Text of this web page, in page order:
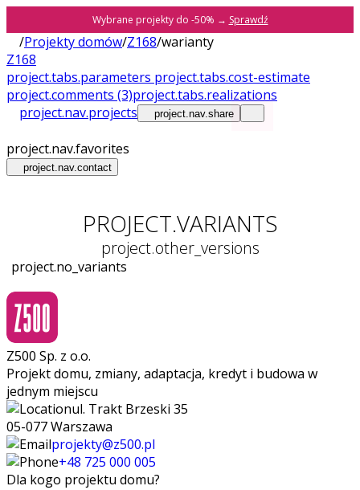
Wybrane projekty do -50% → Sprawdź
/Projekty domów/Z168/warianty
Z168
project.tabs.parameters project.tabs.cost-estimate
project.comments (3)project.tabs.realizations
project.nav.projects
project.nav.share
project.nav.favorites
project.nav.contact
PROJECT.VARIANTS
project.other_versions
project.no_variants
Z500 Sp. z o.o.
Projekt domu, zmiany, adaptacja, kredyt i budowa w
jednym miejscu
ul. Trakt Brzeski 35
05-077 Warszawa
projekty@z500.pl
+48 725 000 005
Dla kogo projektu domu?